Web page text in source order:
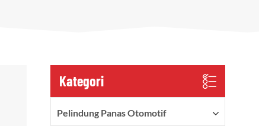
Kategori
Pelindung Panas Otomotif